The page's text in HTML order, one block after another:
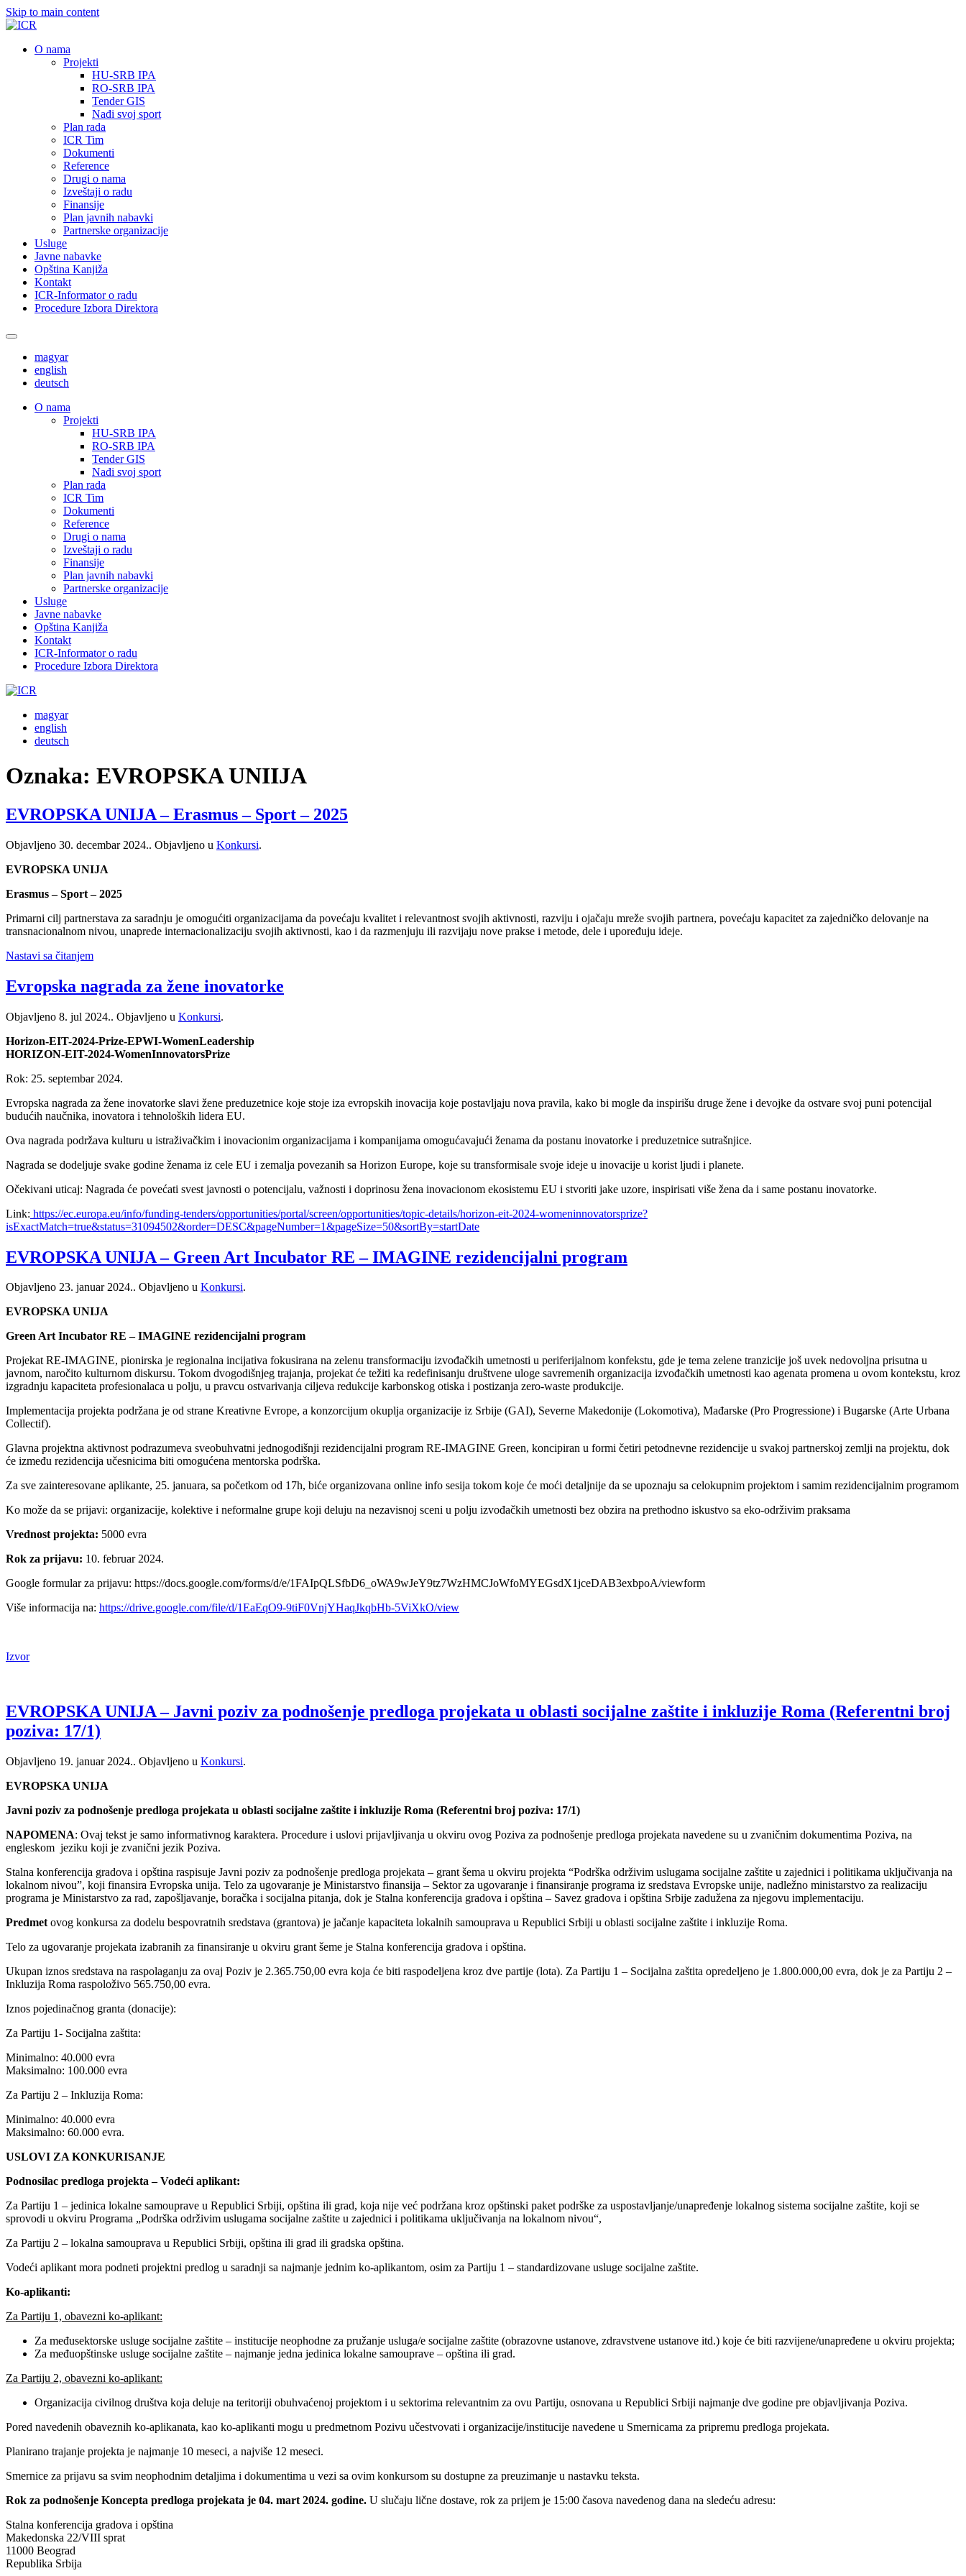
Skip to main content
О nama
Projekti
HU-SRB IPA
RO-SRB IPA
Tender GIS
Nađi svoj sport
Plan rada
ICR Tim
Dokumenti
Reference
Drugi o nama
Izveštaji o radu
Finansije
Plan javnih nabavki
Partnerske organizacije
Usluge
Javne nabavke
Opština Kanjiža
Kontakt
ICR-Informator o radu
Procedure Izbora Direktora
magyar
english
deutsch
О nama
Projekti
HU-SRB IPA
RO-SRB IPA
Tender GIS
Nađi svoj sport
Plan rada
ICR Tim
Dokumenti
Reference
Drugi o nama
Izveštaji o radu
Finansije
Plan javnih nabavki
Partnerske organizacije
Usluge
Javne nabavke
Opština Kanjiža
Kontakt
ICR-Informator o radu
Procedure Izbora Direktora
magyar
english
deutsch
Oznaka: EVROPSKA UNIIJA
EVROPSKA UNIJA – Erasmus – Sport – 2025
Objavljeno 30. decembar 2024.. Objavljeno u Konkursi.
EVROPSKA UNIJA
Erasmus – Sport – 2025
Primarni cilj partnerstava za saradnju je omogućiti organizacijama da povećaju kvalitet i relevantnost svojih aktivnosti, razviju i ojačaju mreže svojih partnera, povećaju kapacitet za zajedničko delovanje na
transnacionalnom nivou, unaprede internacionalizaciju svojih aktivnosti, kao i da razmenjuju ili razvijaju nove prakse i metode, dele i upoređuju ideje.
Nastavi sa čitanjem
Evropska nagrada za žene inovatorke
Objavljeno 8. jul 2024.. Objavljeno u Konkursi.
Horizon-EIT-2024-Prize-EPWI-WomenLeadership
HORIZON-EIT-2024-WomenInnovatorsPrize
Rok: 25. septembar 2024.
Evropska nagrada za žene inovatorke slavi žene preduzetnice koje stoje iza evropskih inovacija koje postavljaju nova pravila, kako bi mogle da inspirišu druge žene i devojke da ostvare svoj puni potencijal
budućih naučnika, inovatora i tehnoloških lidera EU.
Ova nagrada podržava kulturu u istraživačkim i inovacionim organizacijama i kompanijama omogućavajući ženama da postanu inovatorke i preduzetnice sutrašnjice.
Nagrada se dodeljuje svake godine ženama iz cele EU i zemalja povezanih sa Horizon Europe, koje su transformisale svoje ideje u inovacije u korist ljudi i planete.
Očekivani uticaj: Nagrada će povećati svest javnosti o potencijalu, važnosti i doprinosu žena inovacionom ekosistemu EU i stvoriti jake uzore, inspirisati više žena da i same postanu inovatorke.
Link: https://ec.europa.eu/info/funding-tenders/opportunities/portal/screen/opportunities/topic-details/horizon-eit-2024-womeninnovatorsprize?
isExactMatch=true&status=31094502&order=DESC&pageNumber=1&pageSize=50&sortBy=startDate
EVROPSKA UNIJA – Green Art Incubator RE – IMAGINE rezidencijalni program
Objavljeno 23. januar 2024.. Objavljeno u Konkursi.
EVROPSKA UNIJA
Green Art Incubator RE – IMAGINE rezidencijalni program
Projekat RE-IMAGINE, pionirska je regionalna incijativa fokusirana na zelenu transformaciju izvođačkih umetnosti u periferijalnom konfekstu, gde je tema zelene tranzicije još uvek nedovoljna prisutna u
javnom, naročito kulturnom diskursu. Tokom dvogodišnjeg trajanja, projekat će težiti ka redefinisanju društvene uloge savremenih organizacija izvođačkih umetnosti kao agenata promena u ovom kontekstu, kroz
izgradnju kapaciteta profesionalaca u polju, u pravcu ostvarivanja ciljeva redukcije karbonskog otiska i postizanja zero-waste produkcije.
Implementacija projekta podržana je od strane Kreativne Evrope, a konzorcijum okuplja organizacije iz Srbije (GAI), Severne Makedonije (Lokomotiva), Mađarske (Pro Progressione) i Bugarske (Arte Urbana
Collectif).
Glavna projektna aktivnost podrazumeva sveobuhvatni jednogodišnji rezidencijalni program RE-IMAGINE Green, koncipiran u formi četiri petodnevne rezidencije u svakoj partnerskoj zemlji na projektu, dok
će između rezidencija učesnicima biti omogućena mentorska podrška.
Za sve zainteresovane aplikante, 25. januara, sa početkom od 17h, biće organizovana online info sesija tokom koje će moći detaljnije da se upoznaju sa celokupnim projektom i samim rezidencijalnim programom
Ko može da se prijavi: organizacije, kolektive i neformalne grupe koji deluju na nezavisnoj sceni u polju izvođačkih umetnosti bez obzira na prethodno iskustvo sa eko-održivim praksama
Vrednost projekta: 5000 evra
Rok za prijavu: 10. februar 2024.
Google formular za prijavu: https://docs.google.com/forms/d/e/1FAIpQLSfbD6_oWA9wJeY9tz7WzHMCJoWfoMYEGsdX1jceDAB3exbpoA/viewform
Više informacija na: https://drive.google.com/file/d/1EaEqO9-9tiF0VnjYHaqJkqbHb-5ViXkO/view
Izvor
EVROPSKA UNIJA – Javni poziv za podnošenje predloga projekata u oblasti socijalne zaštite i inkluzije Roma (Referentni broj
poziva: 17/1)
Objavljeno 19. januar 2024.. Objavljeno u Konkursi.
EVROPSKA UNIJA
Javni poziv za podnošenje predloga projekata u oblasti socijalne zaštite i inkluzije Roma (Referentni broj poziva: 17/1)
NAPOMENA: Ovaj tekst je samo informativnog karaktera. Procedure i uslovi prijavljivanja u okviru ovog Poziva za podnošenje predloga projekata navedene su u zvaničnim dokumentima Poziva, na
engleskom jeziku koji je zvanični jezik Poziva.
Stalna konferencija gradova i opština raspisuje Javni poziv za podnošenje predloga projekata – grant šema u okviru projekta “Podrška održivim uslugama socijalne zaštite u zajednici i politikama uključivanja na
lokalnom nivou”, koji finansira Evropska unija. Telo za ugovaranje je Ministarstvo finansija – Sektor za ugovaranje i finansiranje programa iz sredstava Evropske unije, nadležno ministarstvo za realizaciju
programa je Ministarstvo za rad, zapošljavanje, boračka i socijalna pitanja, dok je Stalna konferencija gradova i opština – Savez gradova i opština Srbije zadužena za njegovu implementaciju.
Predmet ovog konkursa za dodelu bespovratnih sredstava (grantova) je jačanje kapaciteta lokalnih samouprava u Republici Srbiji u oblasti socijalne zaštite i inkluzije Roma.
Telo za ugovaranje projekata izabranih za finansiranje u okviru grant šeme je Stalna konferencija gradova i opština.
Ukupan iznos sredstava na raspolaganju za ovaj Poziv je 2.365.750,00 evra koja će biti raspodeljena kroz dve partije (lota). Za Partiju 1 – Socijalna zaštita opredeljeno je 1.800.000,00 evra, dok je za Partiju 2 –
Inkluzija Roma raspoloživo 565.750,00 evra.
Iznos pojedinačnog granta (donacije):
Za Partiju 1- Socijalna zaštita:
Minimalno: 40.000 evra
Maksimalno: 100.000 evra
Za Partiju 2 – Inkluzija Roma:
Minimalno: 40.000 evra
Maksimalno: 60.000 evra.
USLOVI ZA KONKURISANJE
Podnosilac predloga projekta – Vodeći aplikant:
Za Partiju 1 – jedinica lokalne samouprave u Republici Srbiji, opština ili grad, koja nije već podržana kroz opštinski paket podrške za uspostavljanje/unapređenje lokalnog sistema socijalne zaštite, koji se
sprovodi u okviru Programa „Podrška održivim uslugama socijalne zaštite u zajednici i politikama uključivanja na lokalnom nivou“,
Za Partiju 2 – lokalna samouprava u Republici Srbiji, opština ili grad ili gradska opština.
Vodeći aplikant mora podneti projektni predlog u saradnji sa najmanje jednim ko-aplikantom, osim za Partiju 1 – standardizovane usluge socijalne zaštite.
Ko-aplikanti:
Za Partiju 1, obavezni ko-aplikant:
Za međusektorske usluge socijalne zaštite – institucije neophodne za pružanje usluga/e socijalne zaštite (obrazovne ustanove, zdravstvene ustanove itd.) koje će biti razvijene/unapređene u okviru projekta;
Za međuopštinske usluge socijalne zaštite – najmanje jedna jedinica lokalne samouprave – opština ili grad.
Za Partiju 2, obavezni ko-aplikant:
Organizacija civilnog društva koja deluje na teritoriji obuhvaćenoj projektom i u sektorima relevantnim za ovu Partiju, osnovana u Republici Srbiji najmanje dve godine pre objavljivanja Poziva.
Pored navedenih obaveznih ko-aplikanata, kao ko-aplikanti mogu u predmetnom Pozivu učestvovati i organizacije/institucije navedene u Smernicama za pripremu predloga projekata.
Planirano trajanje projekta je najmanje 10 meseci, a najviše 12 meseci.
Smernice za prijavu sa svim neophodnim detaljima i dokumentima u vezi sa ovim konkursom su dostupne za preuzimanje u nastavku teksta.
Rok za podnošenje Koncepta predloga projekata je 04. mart 2024. godine. U slučaju lične dostave, rok za prijem je 15:00 časova navedenog dana na sledeću adresu:
Stalna konferencija gradova i opština
Makedonska 22/VIII sprat
11000 Beograd
Republika Srbija